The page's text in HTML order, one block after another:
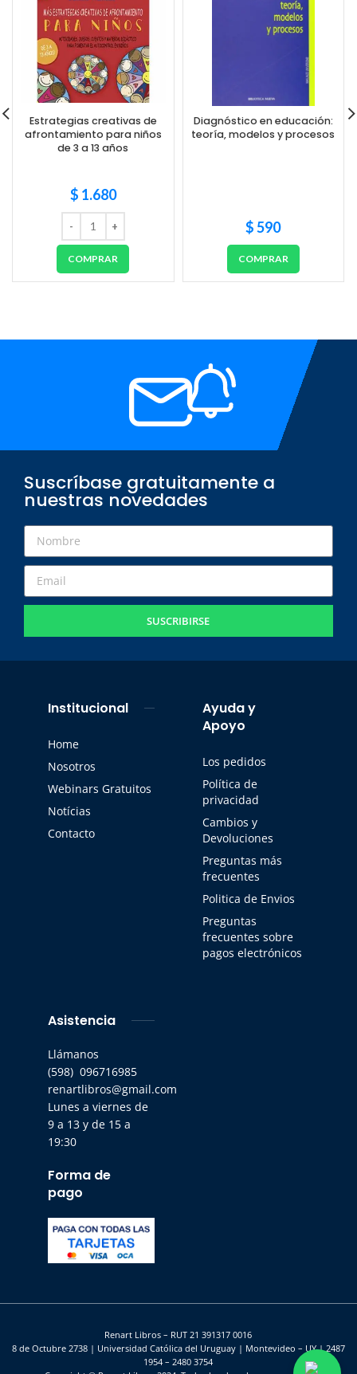
Estrategias creativas de
afrontamiento para niños
de 3 a 13 años
$ 1.680
COMPRAR
Diagnóstico en educación:
teoría, modelos y procesos
$590
COMPRAR
Suscríbase gratuitamente a
nuestras novedades
SUSCRIBIRSE
Institucional
Home
Nosotros
Webinars Gratuitos
Notícias
Contacto
Ayuda y
Apoyo
Los pedidos
Política de
privacidad
Cambios y
Devoluciones
Preguntas más
frecuentes
Politica de Envios
Preguntas
frecuentes sobre
pagos electrónicos
Asistencia
Llámanos
(598) 096716985
renartlibros@gmail.com
Lunes a viernes de
9 a 13 y de 15 a
19:30
Forma de
pago
Renart Libros – RUT 21 391317 0016
8 de Octubre 2738 | Universidad Católica del Uruguay | Montevideo – UY | 2487
1954 – 2480 3754